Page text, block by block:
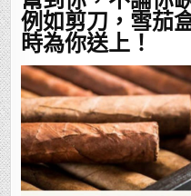
例如剪刀，雪茄
時為你送上！